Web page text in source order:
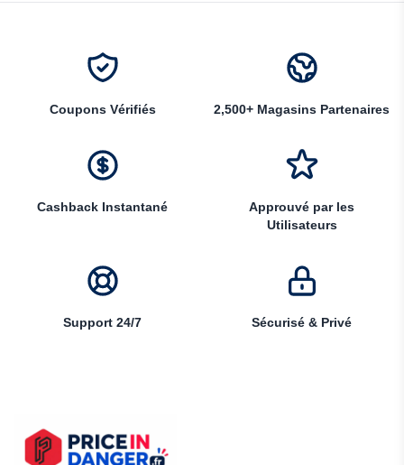
Coupons Vérifiés 2,500+ Magasins Partenaires
Cashback Instantané
Approuvé par les
Utilisateurs
Support 24/7 Sécurisé & Privé